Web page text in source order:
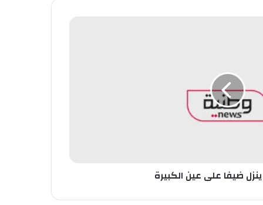
ضيفا على عين الكبيرة